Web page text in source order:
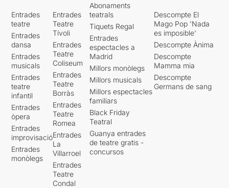
Entrades
teatre
Entrades
dansa
Entrades
musicals
Entrades
teatre
infantil
Entrades
òpera
Entrades
improvisació
Entrades
monòlegs
Entrades
Teatre
Tívoli
Entrades
Teatre
Coliseum
Entrades
Teatre
Borràs
Entrades
Teatre
Romea
Entrades
La
Villarroel
Entrades
Teatre
Condal
Abonaments
teatrals
Tiquets Regal
Entrades
espectacles a
Madrid
Millors monòlegs
Millors musicals
Millors espectacles
familiars
Black Friday
Teatral
Guanya entrades
de teatre gratis -
concursos
Descompte El
Mago Pop 'Nada
es imposible'
Descompte Ànima
Descompte
Mamma mia
Descompte
Germans de sang